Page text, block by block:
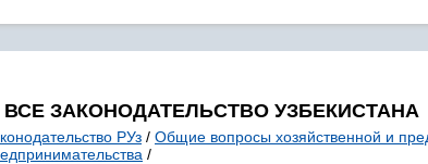
ВСЕ ЗАКОНОДАТЕЛЬСТВО УЗБЕКИСТАНА
РУз / Общие вопросы хозяйственной и
/